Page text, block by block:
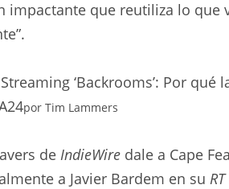
impactante que reutiliza lo que
Streaming ‘Backrooms’: Por
por Tim Lammers
de IndieWire dale a Cape
a Javier Bardem en su RT